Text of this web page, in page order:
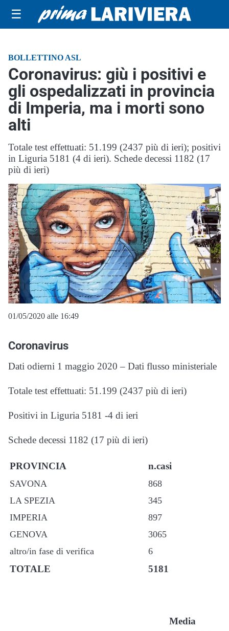
☰
BOLLETTINO ASL
Coronavirus: giù i positivi e
gli ospedalizzati in provincia
di Imperia, ma i morti sono
alti
Totale test effettuati: 51.199 (2437 più di ieri); positivi
in Liguria 5181 (4 di ieri). Schede decessi 1182 (17
più di ieri)
01/05/2020 alle 16:49
Coronavirus
Dati odierni 1 maggio 2020 – Dati flusso ministeriale
Totale test effettuati: 51.199 (2437 più di ieri)
Positivi in Liguria 5181 -4 di ieri
Schede decessi 1182 (17 più di ieri)
PROVINCIA n.casi
SAVONA
868
LA SPEZIA
345
IMPERIA
897
GENOVA
3065
altro/in fase di verifica
6
TOTALE 5181
Media